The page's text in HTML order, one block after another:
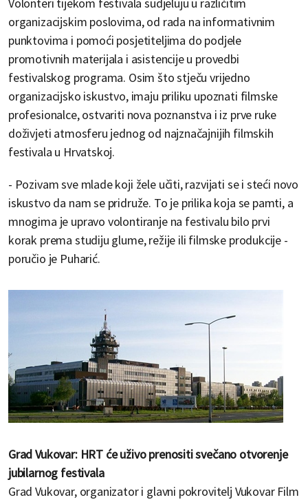
Volonteri tijekom festivala sudjeluju u različitim
organizacijskim poslovima, od rada na informativnim
punktovima i pomoći posjetiteljima do podjele
promotivnih materijala i asistencije u provedbi
festivalskog programa. Osim što stječu vrijedno
organizacijsko iskustvo, imaju priliku upoznati filmske
profesionalce, ostvariti nova poznanstva i iz prve ruke
doživjeti atmosferu jednog od najznačajnijih filmskih
festivala u Hrvatskoj.
- Pozivam sve mlade koji žele učiti, razvijati se i steći novo
iskustvo da nam se pridruže. To je prilika koja se pamti, a
mnogima je upravo volontiranje na festivalu bilo prvi
korak prema studiju glume, režije ili filmske produkcije -
poručio je Puharić.
Grad Vukovar: HRT će uživo prenositi svečano otvorenje
jubilarnog festivala
Grad Vukovar, organizator i glavni pokrovitelj Vukovar Film